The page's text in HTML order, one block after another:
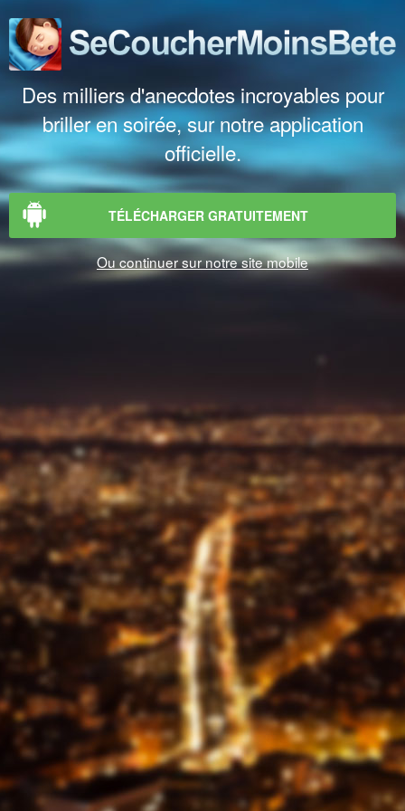
Des milliers d'anecdotes incroyables pour
briller en soirée, sur notre application
officielle.
TÉLÉCHARGER GRATUITEMENT
Ou continuer sur notre site mobile